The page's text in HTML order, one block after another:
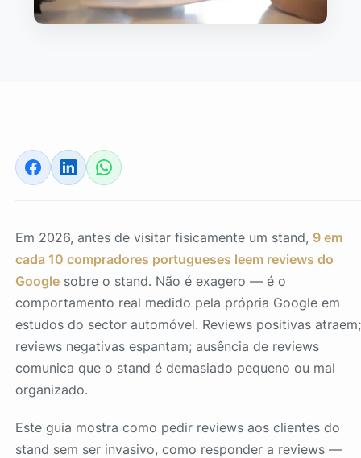
Em 2026, antes de visitar fisicamente um stand, 9 em
cada 10 compradores portugueses leem reviews do
Google sobre o stand. Não é exagero — é o
comportamento real medido pela própria Google em
estudos do sector automóvel. Reviews positivas atraem;
reviews negativas espantam;ausência de reviews
comunica que o stand é demasiado pequeno ou mal
organizado.
Este guia mostra como pedir reviews aos clientes do
stand sem ser invasivo, como responder a reviews —